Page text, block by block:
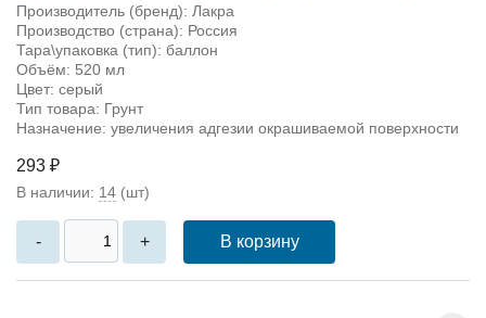
Производитель (бренд): Лакра
Производство (страна): Россия
Тара\упаковка (тип): баллон
Объём: 520 мл
Цвет: серый
Тип товара: Грунт
Назначение: увеличения адгезии окрашиваемой поверхности
293 ₽
В наличии: 14 (шт)
- + В корзину